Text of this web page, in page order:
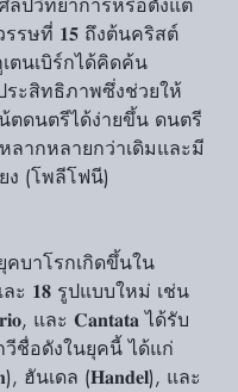
ปวิทยาการหรือตั้งแต่
รษที่ 𝟏𝟓 ถึงต้นคริสต์
ตนเบิร์กได้คิดค้น
ระสิทธิภาพซึ่งช่วยให้
ตดนตรีได้ง่ายขึ้น ดนตรี
ากหลายกว่าเดิมและมี
ง (โพลีโฟนี)
คบาโรกเกิดขึ้นใน
ะ 𝟏𝟖 รูปแบบใหม่ เช่น
และ 𝐂𝐚𝐧𝐭𝐚𝐭𝐚 ได้รับ
ชื่อดังในยุคนี้ ได้แก่
ฮันเดล (𝐇𝐚𝐧𝐝𝐞𝐥), และ